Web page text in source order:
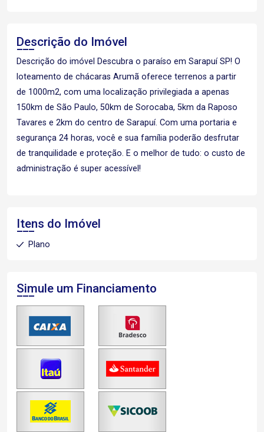
Descrição do Imóvel
Descrição do imóvel Descubra o paraíso em Sarapuí SP! O
loteamento de chácaras Arumã oferece terrenos a partir
de 1000m2, com uma localização privilegiada a apenas
150km de São Paulo, 50km de Sorocaba, 5km da Raposo
Tavares e 2km do centro de Sarapuí. Com uma portaria e
segurança 24 horas, você e sua família poderão desfrutar
de tranquilidade e proteção. E o melhor de tudo: o custo de
administração é super acessível!
Itens do Imóvel
Plano
Simule um Financiamento